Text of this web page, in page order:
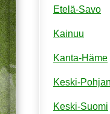
Etelä-Savo
Kainuu
Kanta-Häme
Keski-
Keski-Suomi